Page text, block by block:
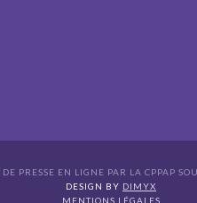
PRESSE EN LIGNE PAR LA CPPAP
DESIGN BY DIMYX
MENTIONS LÉGALES